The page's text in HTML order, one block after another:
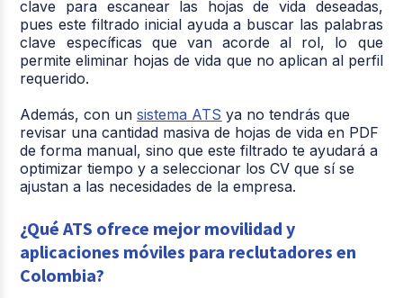
clave para escanear las hojas de vida deseadas,
pues este filtrado inicial ayuda a buscar las palabras
clave específicas que van acorde al rol, lo que
permite eliminar hojas de vida que no aplican al perfil
requerido.
Además, con unsistema ATS ya no tendrás que
revisar una cantidad masiva de hojas de vida en PDF
de forma manual, sino que este filtrado te ayudará a
optimizar tiempo y a seleccionar los CV que sí se
ajustan a las necesidades de la empresa.
¿Qué ATS ofrece mejor movilidad y
aplicaciones móviles para reclutadores en
Colombia?